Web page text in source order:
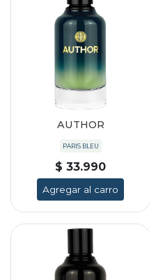
AUTHOR
PARIS BLEU
$ 33.990
Agregar al carro